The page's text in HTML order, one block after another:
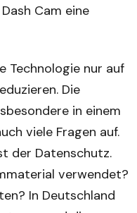
Cam eine
Technologie nur auf
Die
in einem
viele Fragen auf.
der Datenschutz.
verwendet?
In Deutschland